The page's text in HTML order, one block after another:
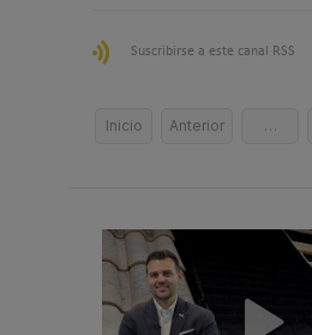
Suscribirse a este canal RSS
Inicio Anterior …